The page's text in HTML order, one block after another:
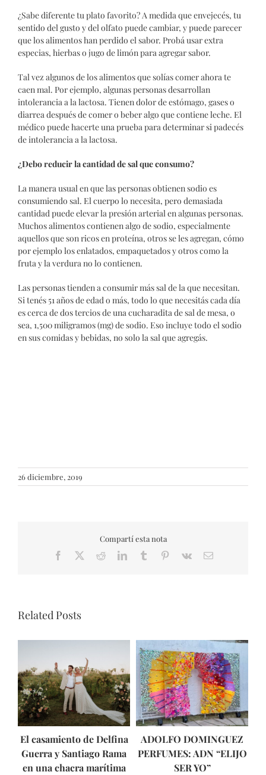
¿Sabe diferente tu plato favorito? A medida que envejecés, tu
sentido del gusto y del olfato puede cambiar, y puede parecer
que los alimentos han perdido el sabor. Probá usar extra
especias, hierbas o jugo de limón para agregar sabor.
Tal vez algunos de los alimentos que solías comer ahora te
caen mal. Por ejemplo, algunas personas desarrollan
intolerancia a la lactosa. Tienen dolor de estómago, gases o
diarrea después de comer o beber algo que contiene leche. El
médico puede hacerte una prueba para determinar si padecés
de intolerancia a la lactosa.
¿Debo reducir la cantidad de sal que consumo?
La manera usual en que las personas obtienen sodio es
consumiendo sal. El cuerpo lo necesita, pero demasiada
cantidad puede elevar la presión arterial en algunas personas.
Muchos alimentos contienen algo de sodio, especialmente
aquellos que son ricos en proteína, otros se les agregan, cómo
por ejemplo los enlatados, empaquetados y otros como la
fruta y la verdura no lo contienen.
Las personas tienden a consumir más sal de la que necesitan.
Si tenés 51 años de edad o más, todo lo que necesitás cada día
es cerca de dos tercios de una cucharadita de sal de mesa, o
sea, 1,500 miligramos (mg) de sodio. Eso incluye todo el sodio
en sus comidas y bebidas, no solo la sal que agregás.
26 diciembre, 2019
Compartí esta nota
Facebook RedditLinkedInTumblr Pinterest
Vk Email
Related Posts
El casamiento de Delfina
Guerra y Santiago Rama
en una chacra marítima
ADOLFO DOMINGUEZ
PERFUMES: ADN “ELIJO
SER YO”